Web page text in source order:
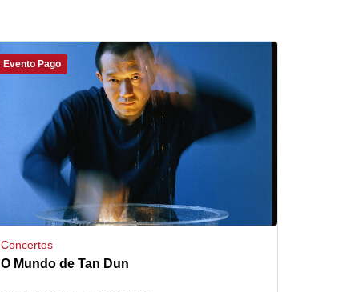
Evento Pago
Concertos
O Mundo de Tan Dun